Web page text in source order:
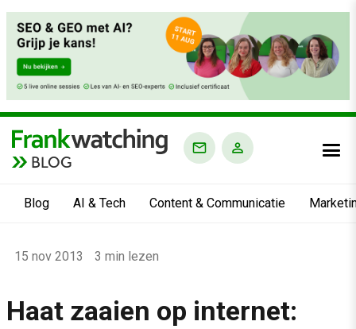
BLOG
Blog AI & Tech Content & Communicatie
›
15 nov 2013 3 min lezen
Haat zaaien op internet: